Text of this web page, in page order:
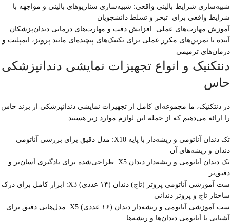
شبیه‌سازی شرایط بالینی واقعی: شبیه‌سازی سناریوهای بالینی و مواجهه با
شرایط واقعی برای تبحر و تسلط دانشجویان
آموزش مهارت‌های عملی: افزایش دقت و مهارت‌های درمانی دندان‌پزشکان
آینده با تمرین‌های مکرر عملی برای تکنیک‌های پیچیده‌ای مانند پروتز، ایمپلنت و
درمان‌های ترمیمی
دنتکنیک و انواع تجهیزات نمایشی دندانپزشکی
حاس
در دنتکنیک، ما مجموعه‌ای کامل از تجهیزات نمایشی دندانپزشکی از برند حاس
را ارائه می‌دهیم که از جمله این لوازم موارد زیر هستند:
تک دندان آناتومی و ریشه‌دار با پایه X10: مدل دقیق برای بررسی آناتومی
دندان و ریشه‌های آن
تک دندان آناتومی و ریشه‌دار دندان X5: طراحی‌شده برای یادگیری آسان‌تر و
دقیق‌تر
ست آموزشی آناتومی پروتز (تاج) دندان (۱۴ عددی) X3: ابزار کامل برای درک
ساختار تاج و پروتز دندانی
ست آموزشی آناتومی و ریشه‌دار دندان (۱۶ عددی) X5: مدل‌هایی دقیق برای
آشنایی با آناتومی دندان‌ها و ریشه‌ها